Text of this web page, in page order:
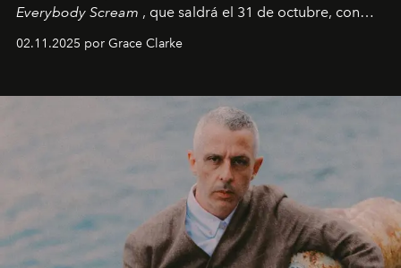
Everybody Scream , que saldrá el 31 de octubre, con
02.11.2025 por Grace Clarke